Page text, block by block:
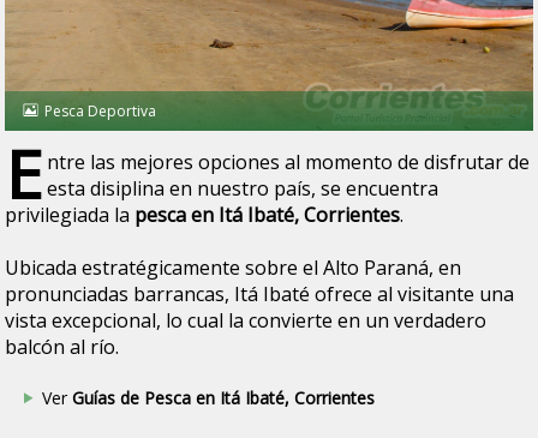
Pesca Deportiva
E ntre las mejores opciones al momento de disfrutar de
esta disiplina en nuestro país, se encuentra
privilegiada la pesca en Itá Ibaté, Corrientes.
Ubicada estratégicamente sobre el Alto Paraná, en
pronunciadas barrancas, Itá Ibaté ofrece al visitante una
vista excepcional, lo cual la convierte en un verdadero
balcón al río.
VerGuías de Pesca en Itá Ibaté, Corrientes